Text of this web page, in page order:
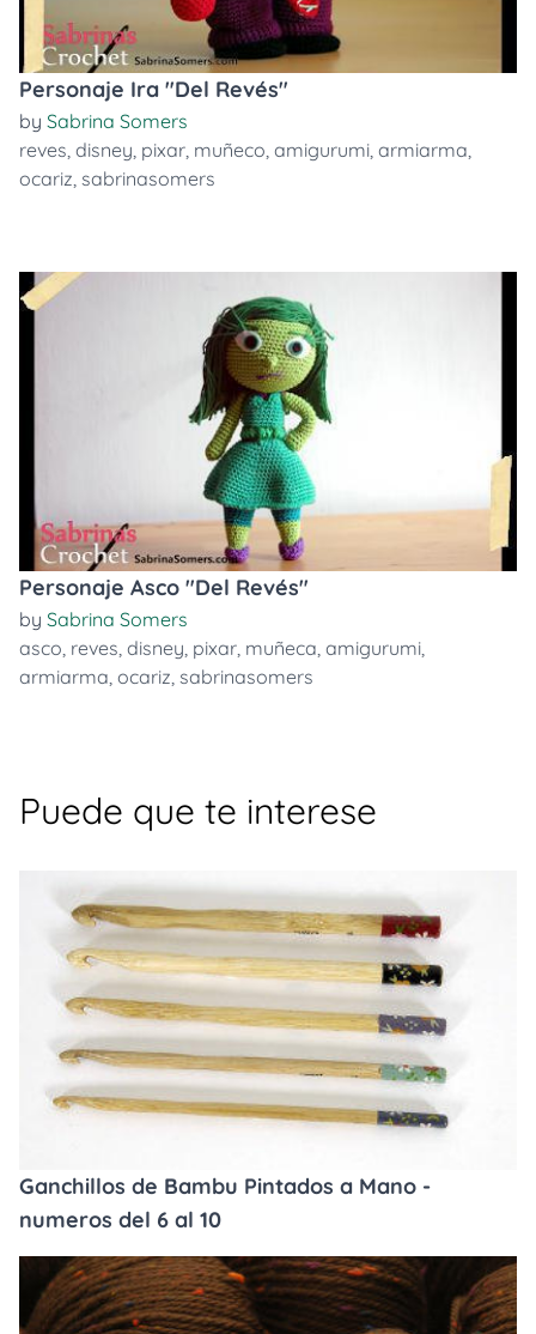
Personaje Ira "Del Revés"
by Sabrina Somers
reves, disney, pixar, muñeco, amigurumi, armiarma,
ocariz, sabrinasomers
Personaje Asco "Del Revés"
by Sabrina Somers
asco, reves, disney, pixar, muñeca, amigurumi,
armiarma, ocariz, sabrinasomers
Puede que te interese
Ganchillos de Bambu Pintados a Mano -
numeros del 6 al 10